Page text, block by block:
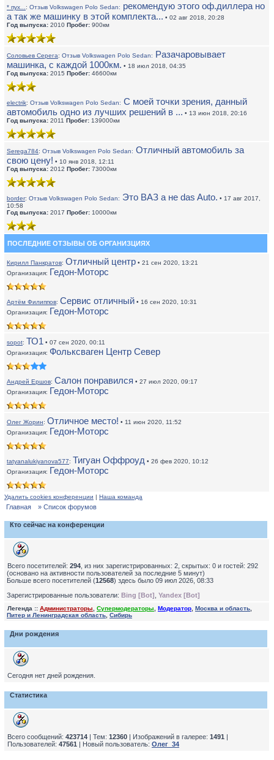
* пух... : Отзыв Volkswagen Polo Sedan: рекомендую этого оф.диллера но
а так же машинку в этой комплекта... • 02 авг 2018, 20:28
Год выпуска: 2010 Пробег: 900км
Соловьев Серега: Отзыв Volkswagen Polo Sedan: Разачаровывает
машинка, с каждой 1000км. • 18 июл 2018, 04:35
Год выпуска: 2015 Пробег: 46600км
electrik: Отзыв Volkswagen Polo Sedan: С моей точки зрения, данный
автомобиль одно из лучших решений в ... • 13 июн 2018, 20:16
Год выпуска: 2011 Пробег: 139000км
Serega784: Отзыв Volkswagen Polo Sedan: Отличный автомобиль за
свою цену! • 10 янв 2018, 12:11
Год выпуска: 2012 Пробег: 73000км
border: Отзыв Volkswagen Polo Sedan: Это ВАЗ а не das Auto. • 17 авг 2017,
10:58
Год выпуска: 2017 Пробег: 10000км
ПОСЛЕДНИЕ ОТЗЫВЫ ОБ ОРГАНИЗЦИЯХ
Кирилл Панкратов: Отличный центр • 21 сен 2020, 13:21
Организация: Гедон-Моторс
Артём Филиппов: Сервис отличный • 16 сен 2020, 10:31
Организация: Гедон-Моторс
sopot: ТО1 • 07 сен 2020, 00:11
Организация: Фольксваген Центр Север
Андрей Ершов: Салон понравился • 27 июл 2020, 09:17
Организация: Гедон-Моторс
Олег Жорин: Отличное место! • 11 июн 2020, 11:52
Организация: Гедон-Моторс
tatyanalukiyanova577: Тигуан Оффроуд • 26 фев 2020, 10:12
Организация: Гедон-Моторс
Удалить cookies конференции | Наша команда
Главная » Список форумов
Кто сейчас на конференции
Всего посетителей: 294 , из них зарегистрированных: 2, скрытых: 0 и гостей: 292
(основано на активности пользователей за последние 5 минут)
Больше всего посетителей (12568) здесь было 09 июл 2026, 08:33
Зарегистрированные пользователи: Bing [Bot] Yandex [Bot]
Легенда :: Администраторы Супермодераторы Модератор Москва и область
Питер и Ленинградская область Сибирь
Дни рождения
Сегодня нет дней рождения.
Статистика
Всего сообщений: 423714 | Тем: 12360 | Изображений в галерее: 1491 |
Пользователей: 47561 | Новый пользователь: Олег_34